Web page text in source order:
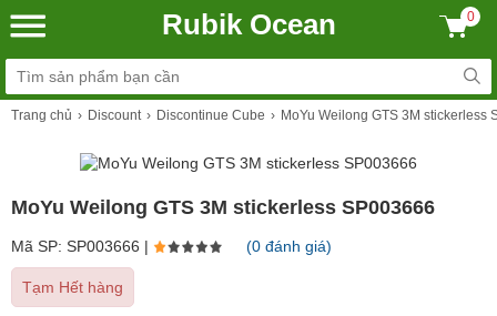
Rubik Ocean 0
Trang chủ Discount Discontinue Cube MoYu Weilong GTS 3M stickerless
MoYu Weilong GTS 3M stickerless SP003666
Mã SP: SP003666 | (0 đánh giá)
Tạm Hết hàng